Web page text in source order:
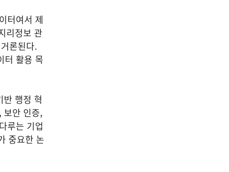
터여서 제
리정보 관
론된다.
터 활용 목
반 행정 혁
보안 인증,
루는 기업
중요한 논